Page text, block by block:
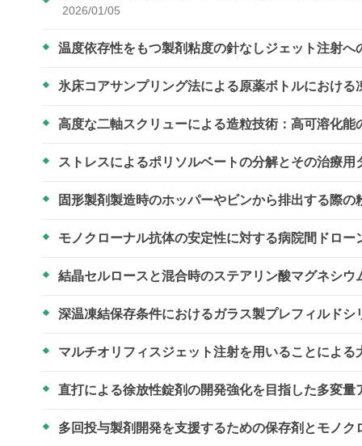
2026/01/05
温度依存性をもつ製剤粘度の針なしジェット注射へ
氷床コアサンプリング法による原薬ボトルにおけ
高度な二軸スクリューによる造粒技術：高可溶化
ストレスによるポリソルベートの分解とその治療
固形製剤製造時のホッパーやビンから排出する際
モノクローナル抗体の安定性に対する病院間ドロ
結晶セルロースと混合時のステアリン酸マグネシ
深温凍結保存条件におけるガラス製プレフィルド
マルチオリフィスジェット注射を用いることによ
直打による徐放性錠剤の開発強化を目指した多変
多回投与製剤開発を支援するための保存剤とモノ